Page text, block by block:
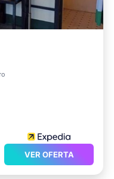
VER OFERTA